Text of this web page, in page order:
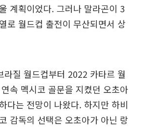
계획이었다. 그러나 말라곤이 3
로 월드컵 출전이 무산되면서 상
라질 월드컵부터 2022 카타르 월
속 멕시코 골문을 지켰던 오초아
다는 전망이 나왔다. 하지만 하비
감독의 선택은 오초아가 아닌 랑